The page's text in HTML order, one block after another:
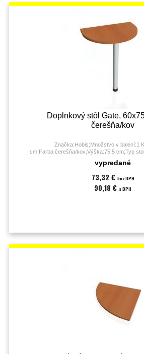
Doplnkový stôl Gate,
čerešňa/kov
Značka:Hobis;Množstvo v balení:1
cm;Farba:čerešňa/kov;Výška:75.5 cm;Typ
cm;Záruka:60 mesiacov;
vypredané
73,32 € bez DPH
90,18 € s DPH